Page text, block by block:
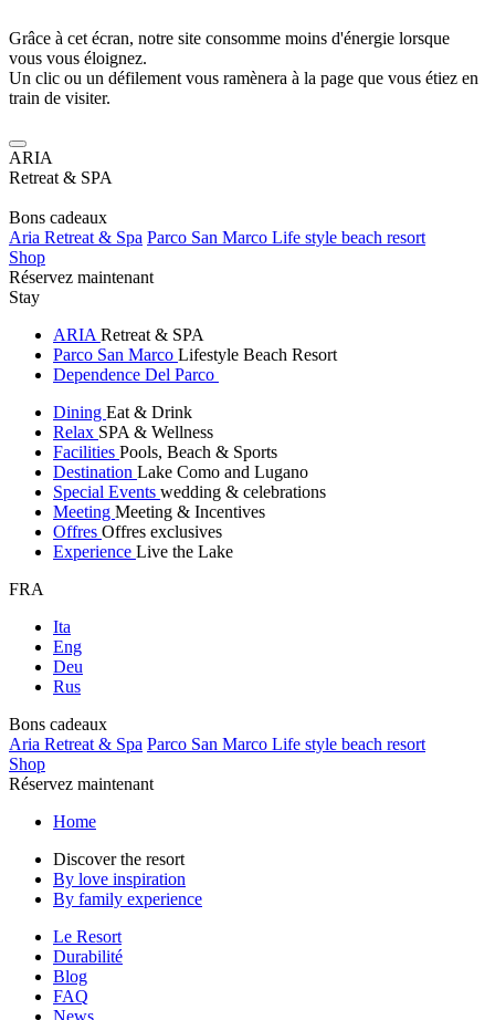
Grâce à cet écran, notre site consomme moins d'énergie lorsque
vous vous éloignez.
Un clic ou un défilement vous ramènera à la page que vous étiez en
train de visiter.
ARIA
Retreat & SPA
Bons cadeaux
Aria Retreat & Spa Parco San Marco Life style beach resort
Shop
Réservez maintenant
Stay
ARIA Retreat & SPA
Parco San Marco Lifestyle Beach Resort
Dependence Del Parco
Dining Eat & Drink
Relax SPA & Wellness
Facilities Pools, Beach & Sports
Destination Lake Como and Lugano
Special Events wedding & celebrations
Meeting Meeting & Incentives
Offres Offres exclusives
Experience Live the Lake
FRA
Ita
Eng
Deu
Rus
Bons cadeaux
Aria Retreat & Spa Parco San Marco Life style beach resort
Shop
Réservez maintenant
Home
Discover the resort
By love inspiration
By family experience
Le Resort
Durabilité
Blog
FAQ
News